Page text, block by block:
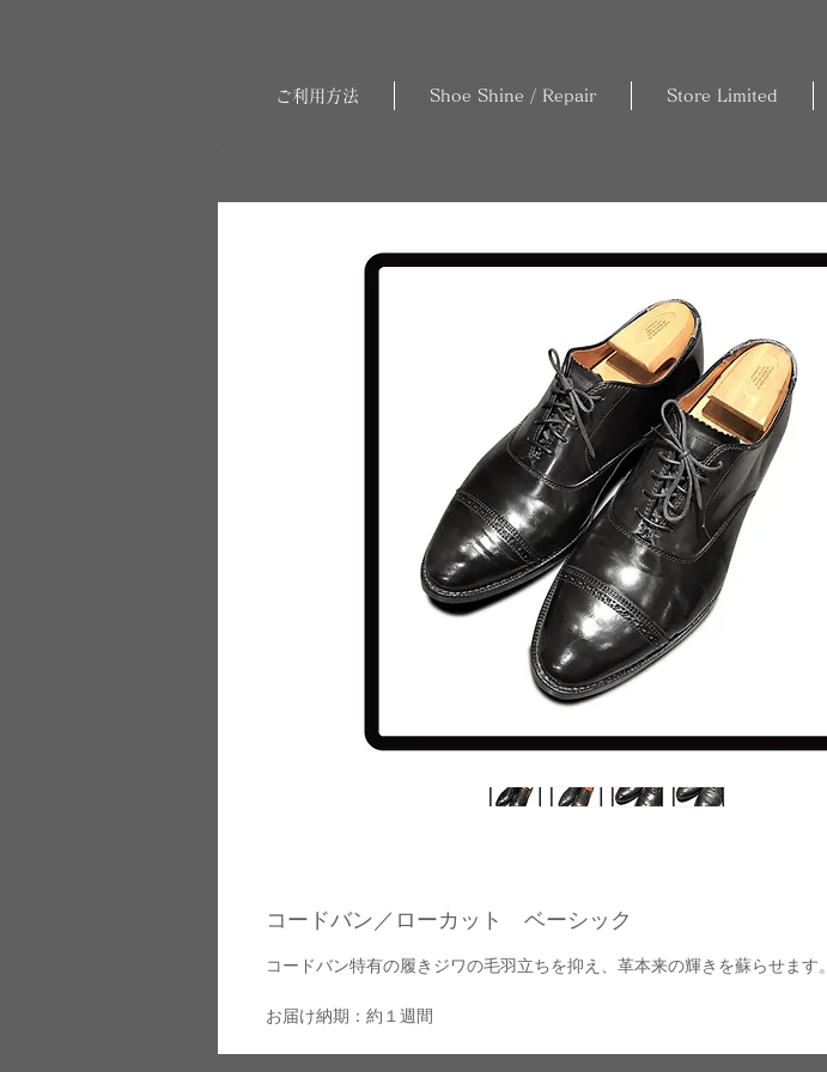
ご利用方法 Shoe Shine / Repair Store Limited
コードバン／ローカット ベーシック
コードバン特有の履きジワの毛羽立ちを抑え、革本来の輝きを蘇らせます。
お届け納期：約１週間